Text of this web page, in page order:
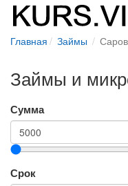
Главная Займы Саров
Займы и
Сумма
Срок